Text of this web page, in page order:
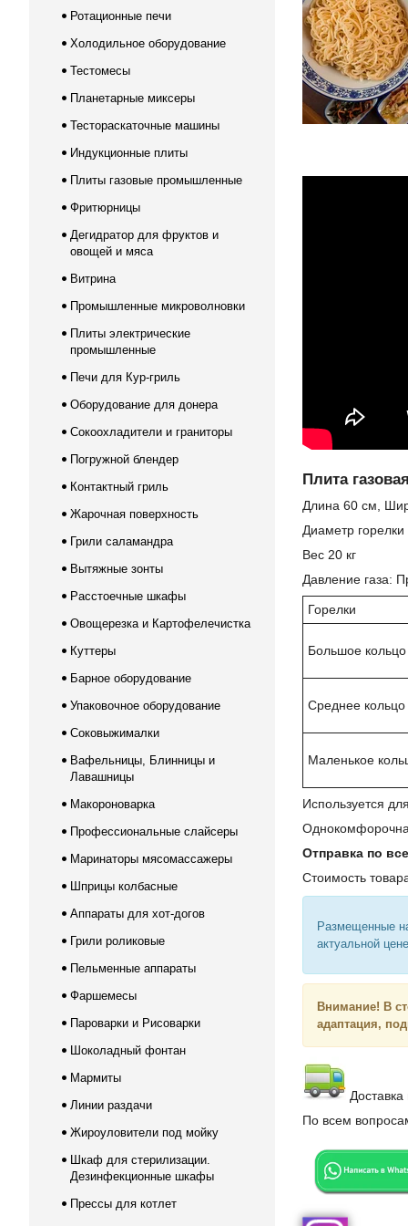
Плита
Длина 60 см,
Диаметр
Вес 20 кг
Давление газа:
Горелки
Большое кольцо
Среднее кольцо
Маленькое
Используется
Отправка по
Стоимость
Размещенные
актуальной
Внимание! В
адаптация,
По всем
Ротационные печи
Холодильное оборудование
Тестомесы
Планетарные миксеры
Тестораскаточные машины
Индукционные плиты
Плиты газовые промышленные
Фритюрницы
Дегидратор для фруктов и
овощей и мяса
Витрина
Промышленные микроволновки
Плиты электрические
промышленные
Печи для Кур-гриль
Оборудование для донера
Сокоохладители и граниторы
Погружной блендер
Контактный гриль
Жарочная поверхность
Грили саламандра
Вытяжные зонты
Расстоечные шкафы
Овощерезка и Картофелечистка
Куттеры
Барное оборудование
Упаковочное оборудование
Соковыжималки
Вафельницы, Блинницы и
Лавашницы
Макороноварка
Профессиональные слайсеры
Маринаторы мясомассажеры
Шприцы колбасные
Аппараты для хот-догов
Грили роликовые
Пельменные аппараты
Фаршемесы
Пароварки и Рисоварки
Шоколадный фонтан
Мармиты
Линии раздачи
Жироуловители под мойку
Шкаф для стерилизации.
Дезинфекционные шкафы
Прессы для котлет